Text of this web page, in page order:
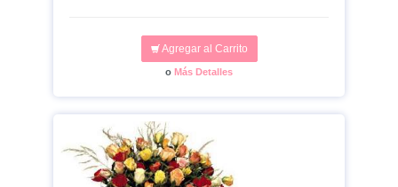
Agregar al Carrito
o Más Detalles